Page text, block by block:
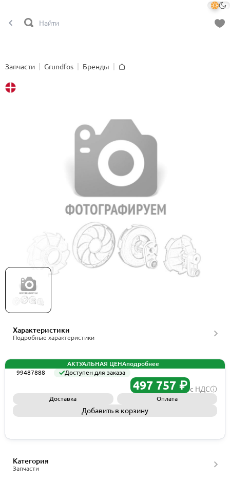
Запчасти Grundfos
Бренды
Grundfos Spare,PACO IMP 6.6 DIA (302760),
артикул 99487888
Характеристики
Подробные характеристики
АКТУАЛЬНАЯ ЦЕНАподробнее
99487888
Доступен для заказа
497 757 ₽ с НДС
Доставка Оплата
Добавить в корзину
Запчасти
Категория